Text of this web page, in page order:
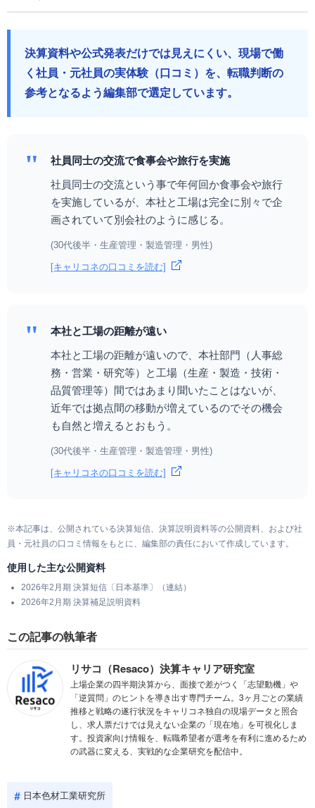
決算資料や公式発表だけでは見えにくい、現場で働
く社員・元社員の実体験（口コミ）を、転職判断の
参考となるよう編集部で選定しています。
"
社員同士の交流で食事会や旅行を実施
社員同士の交流という事で年何回か食事会や旅行
を実施しているが、本社と工場は完全に別々で企
画されていて別会社のように感じる。
(30代後半・生産管理・製造管理・男性)
[キャリコネの口コミを読む]
"
本社と工場の距離が遠い
本社と工場の距離が遠いので、本社部門（人事総
務・営業・研究等）と工場（生産・製造・技術・
品質管理等）間ではあまり聞いたことはないが、
近年では拠点間の移動が増えているのでその機会
も自然と増えるとおもう。
(30代後半・生産管理・製造管理・男性)
[キャリコネの口コミを読む]
※本記事は、公開されている決算短信、決算説明資料等の公開資料、および社
員・元社員の口コミ情報をもとに、編集部の責任において作成しています。
使用した主な公開資料
2026年2月期 決算短信〔日本基準〕（連結）
2026年2月期 決算補足説明資料
この記事の執筆者
リサコ（Resaco）決算キャリア研究室
上場企業の四半期決算から、面接で差がつく「志望動機」や
「逆質問」のヒントを導き出す専門チーム。3ヶ月ごとの業績
推移と戦略の遂行状況をキャリコネ独自の現場データと照合
し、求人票だけでは見えない企業の「現在地」を可視化しま
す。投資家向け情報を、転職希望者が選考を有利に進めるため
の武器に変える、実戦的な企業研究を配信中。
日本色材工業研究所